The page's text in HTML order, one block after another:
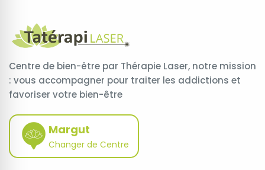
Centre de bien-être par Thérapie Laser, notre mission
: vous accompagner pour traiter les addictions et
favoriser votre bien-être
Margut
Changer de Centre